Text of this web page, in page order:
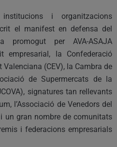
i organitzacions
el manifest en defensa del
per AVA-ASAJA
empresarial, la Confederació
(CEV), la Cambra de
de Supermercats de la
signatures tan rellevants
l’Associació de Venedors del
un gran nombre de comunitats
i federacions empresarials